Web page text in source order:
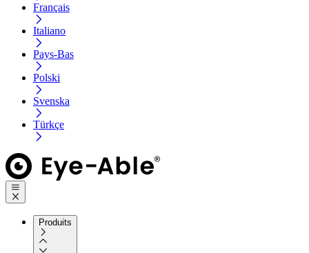
Français
Italiano
Pays-Bas
Polski
Svenska
Türkçe
Produits